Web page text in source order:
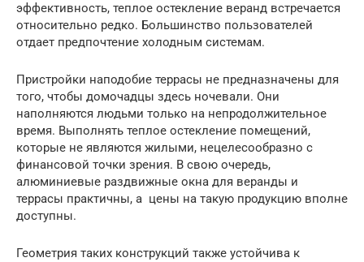
эффективность, теплое остекление веранд встречается
относительно редко. Большинство пользователей
отдает предпочтение холодным системам.
Пристройки наподобие террасы не предназначены для
того, чтобы домочадцы здесь ночевали. Они
наполняются людьми только на непродолжительное
время. Выполнять теплое остекление помещений,
которые не являются жилыми, нецелесообразно с
финансовой точки зрения. В свою очередь,
алюминиевые раздвижные окна для веранды и
террасы практичны, а цены на такую продукцию вполне
доступны.
Геометрия таких конструкций также устойчива к